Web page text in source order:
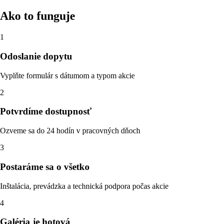
Ako to funguje
1
Odoslanie dopytu
Vyplňte formulár s dátumom a typom akcie
2
Potvrdíme dostupnosť
Ozveme sa do 24 hodín v pracovných dňoch
3
Postaráme sa o všetko
Inštalácia, prevádzka a technická podpora počas akcie
4
Galéria je hotová